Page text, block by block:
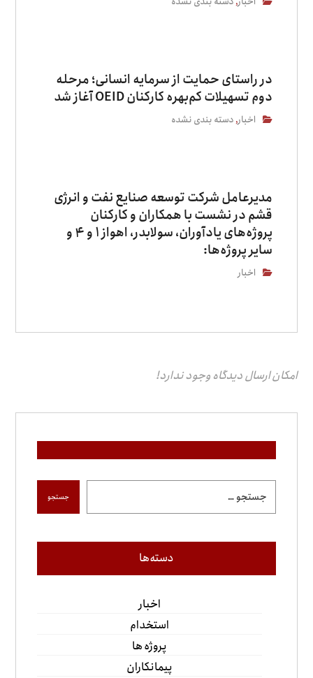
در راستای حمایت از سرمایه انسانی؛ مرحله
دوم تسهیلات کم‌بهره کارکنان OEID آغاز شد
اخبار, دسته بندی نشده
مدیرعامل شرکت توسعه صنایع نفت و انرژی
قشم در نشست با همکاران و کارکنان
پروژه‌های یادآوران، سولابدر، اهواز ۱ و ۴ و
سایر پروژه‌ها:
اخبار
امکان ارسال دیدگاه وجود ندارد!
جستجو
دسته‌ها
اخبار
استخدام
پروژه ها
پیمانکاران